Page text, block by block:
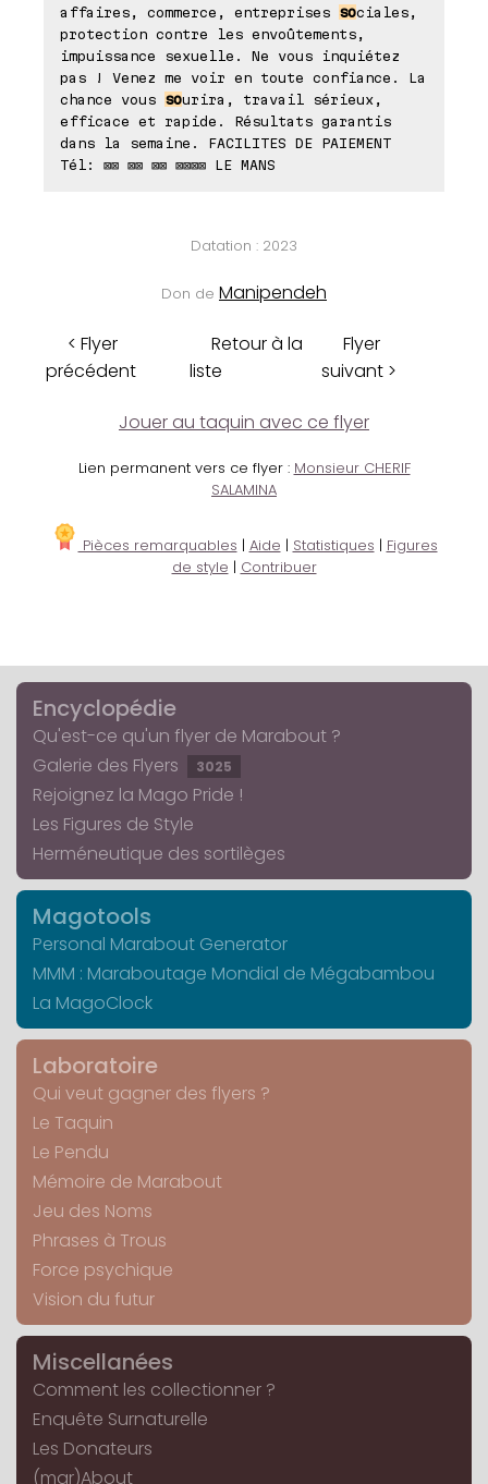
affaires, commerce, entreprises sociales,
protection contre les envoûtements,
impuissance sexuelle. Ne vous inquiétez
pas ! Venez me voir en toute confiance. La
chance vous sourira, travail sérieux,
efficace et rapide. Résultats garantis
dans la semaine. FACILITES DE PAIEMENT
Tél: ⊠⊠ ⊠⊠ ⊠⊠ ⊠⊠⊠⊠ LE MANS
Datation : 2023
Don de Manipendeh
< Flyer
précédent
Retour à la
liste
Flyer
suivant >
Jouer au taquin avec ce flyer
Lien permanent vers ce flyer : Monsieur CHERIF
SALAMINA
Pièces remarquables | Aide | Statistiques | Figures
de style | Contribuer
Encyclopédie
Qu'est-ce qu'un flyer de Marabout ?
Galerie des Flyers
3025
Rejoignez la Mago Pride !
Les Figures de Style
Herméneutique des sortilèges
Magotools
Personal Marabout Generator
MMM : Maraboutage Mondial de Mégabambou
La MagoClock
Laboratoire
Qui veut gagner des flyers ?
Le Taquin
Le Pendu
Mémoire de Marabout
Jeu des Noms
Phrases à Trous
Force psychique
Vision du futur
Miscellanées
Comment les collectionner ?
Enquête Surnaturelle
Les Donateurs
(mar)About